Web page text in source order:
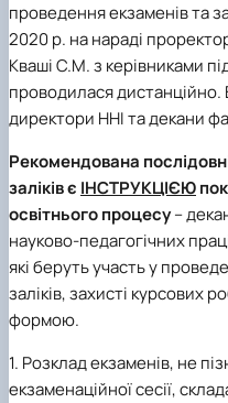
проведення екзаменів та
2020 р. на нараді
Кваші С.М. з керівниками
проводилася дистанційно.
директори ННІ та декани
Рекомендована
заліків є ІНСТРУКЦІЄЮ
освітнього процесу–
науково-педагогічних
які беруть участь у
заліків, захисті курсових
формою.
1. Розклад екзаменів, не
екзаменаційної сесії,